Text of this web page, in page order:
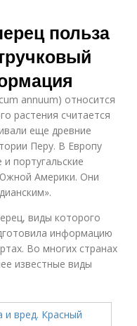
польза
annuum) относится
растения считается
еще древние
Перу. В Европу
португальские
Америки. Они
виды которого
информацию
Во многих странах
известные виды